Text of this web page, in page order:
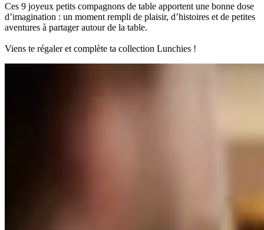
Ces 9 joyeux petits compagnons de table apportent une bonne dose
d’imagination : un moment rempli de plaisir, d’histoires et de petites
aventures à partager autour de la table.
Viens te régaler et complète ta collection Lunchies !